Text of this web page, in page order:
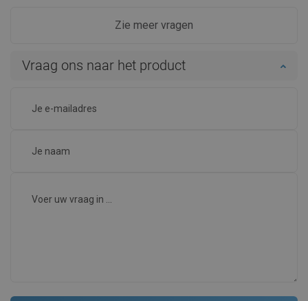
Zie meer vragen
Vraag ons naar het product